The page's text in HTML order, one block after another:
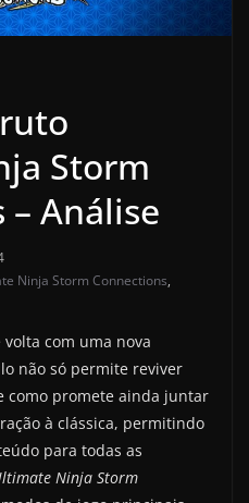
Storm
Análise
Ninja Storm Connections,
com uma nova
não só permite reviver
como promete ainda juntar
à clássica, permitindo
para todas as
Ninja Storm